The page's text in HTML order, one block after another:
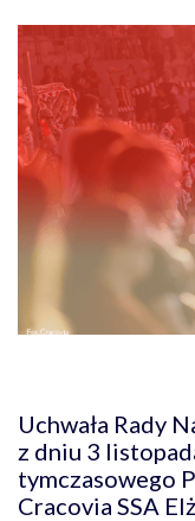
Uchwała Rady
z dniu 3
tymczasowego
Cracovia SSA